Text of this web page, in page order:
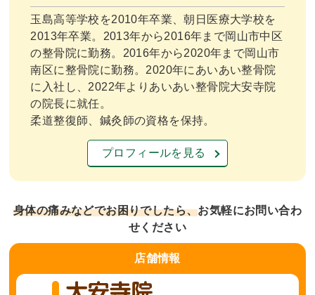
玉島高等学校を2010年卒業、朝日医療大学校を
2013年卒業。2013年から2016年まで岡山市中区
の整骨院に勤務。2016年から2020年まで岡山市
南区に整骨院に勤務。2020年にあいあい整骨院
に入社し、2022年よりあいあい整骨院大安寺院
の院長に就任。
柔道整復師、鍼灸師の資格を保持。
プロフィールを見る
身体の痛みなどでお困りでしたら、お気軽にお問い合わ
せください
店舗情報